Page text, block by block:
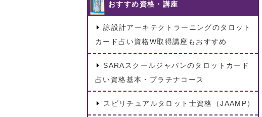
おすすめ資格・講座
諒設計アーキテクトラーニングのタロット
カード占い資格W取得講座もおすすめ
SARAスクールジャパンのタロットカード
占い資格基本・プラチナコース
スピリチュアルタロット士資格（JAAMP）